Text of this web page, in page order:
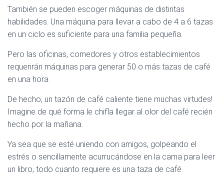
También se pueden escoger máquinas de distintas
habilidades. Una máquina para llevar a cabo de 4 a 6 tazas
en un ciclo es suficiente para una familia pequeña.
Pero las oficinas, comedores y otros establecimientos
requerirán máquinas para generar 50 o más tazas de café
en una hora.
De hecho, un tazón de café caliente tiene muchas virtudes!
Imagine de qué forma le chifla llegar al olor del café recién
hecho por la mañana.
Ya sea que se esté uniendo con amigos, golpeando el
estrés o sencillamente acurrucándose en la cama para leer
un libro, todo cuanto requiere es una taza de café.